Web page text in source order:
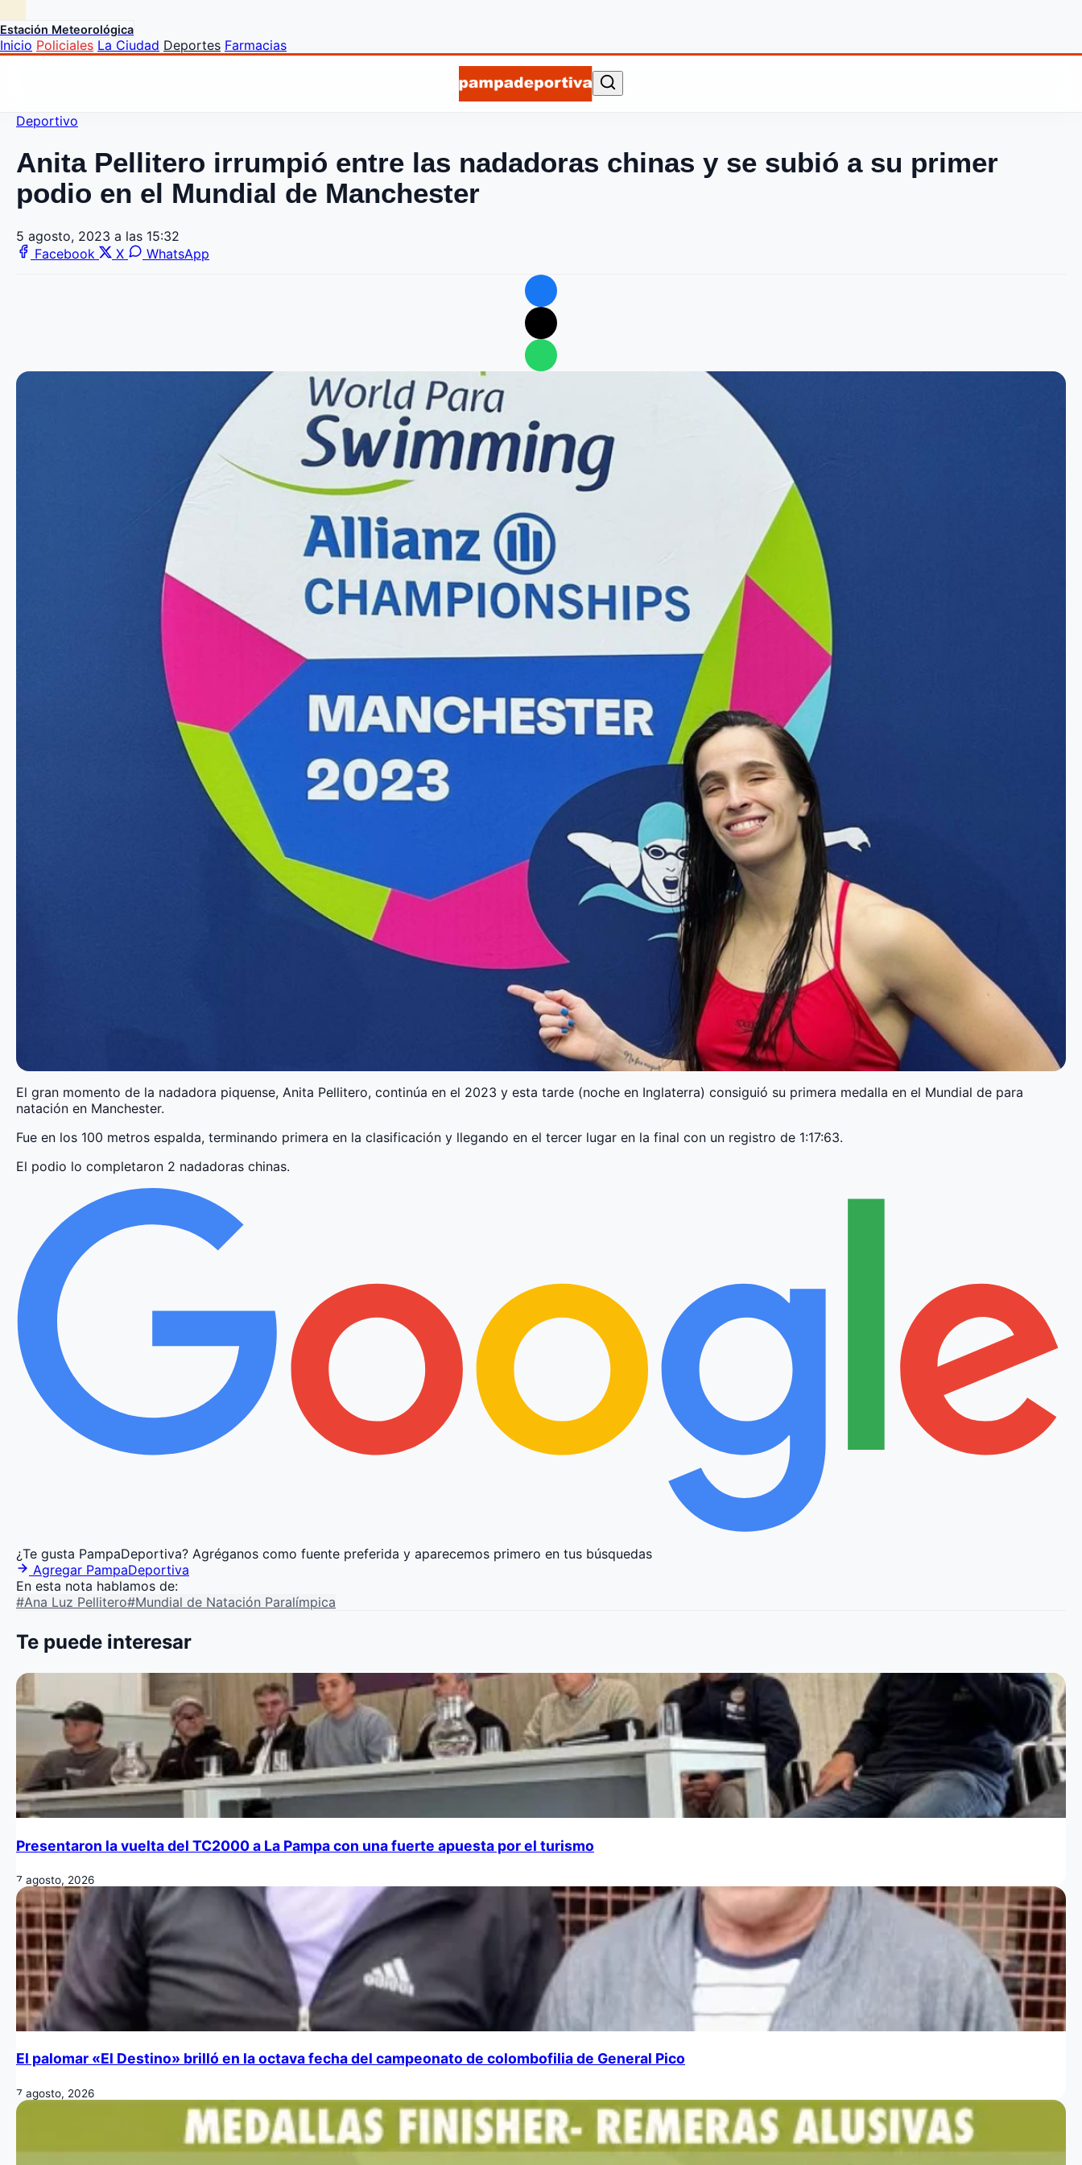
Estación Meteorológica
Inicio Policiales La Ciudad Deportes Farmacias
Deportivo
Anita Pellitero irrumpió entre las nadadoras chinas y se subió a su primer
podio en el Mundial de Manchester
5 agosto, 2023 a las 15:32
Facebook
X WhatsApp
El gran momento de la nadadora piquense, Anita Pellitero, continúa en el 2023 y esta tarde (noche en Inglaterra) consiguió su primera medalla en el Mundial de para
natación en Manchester.
Fue en los 100 metros espalda, terminando primera en la clasificación y llegando en el tercer lugar en la final con un registro de 1:17:63.
El podio lo completaron 2 nadadoras chinas.
¿Te gusta PampaDeportiva? Agréganos como fuente preferida y aparecemos primero en tus búsquedas
Agregar PampaDeportiva
En esta nota hablamos de:
#Ana Luz Pellitero#Mundial de Natación Paralímpica
Te puede interesar
Presentaron la vuelta del TC2000 a La Pampa con una fuerte apuesta por el turismo
7 agosto, 2026
El palomar «El Destino» brilló en la octava fecha del campeonato de colombofilia de General Pico
7 agosto, 2026